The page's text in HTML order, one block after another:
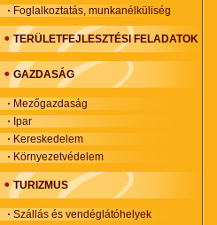
Foglalkoztatás, munkanélküliség
TERÜLETFEJLESZTÉSI FELADATOK
GAZDASÁG
Mezőgazdaság
Ipar
Kereskedelem
Környezetvédelem
TURIZMUS
Szállás és vendéglátóhelyek